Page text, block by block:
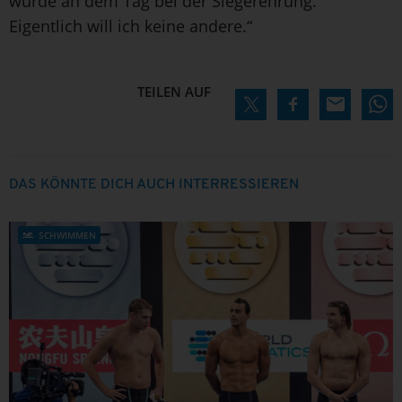
Eigentlich will ich keine andere.“
TEILEN AUF
DAS KÖNNTE DICH AUCH INTERRESSIEREN
SCHWIMMEN